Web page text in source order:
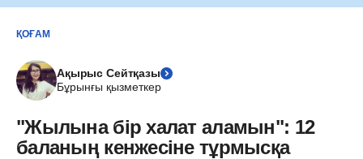
ҚОҒАМ
Ақырыс Сейтқазы
Бұрынғы қызметкер
"Жылына бір халат аламын": 12
баланың кенжесіне тұрмысқа